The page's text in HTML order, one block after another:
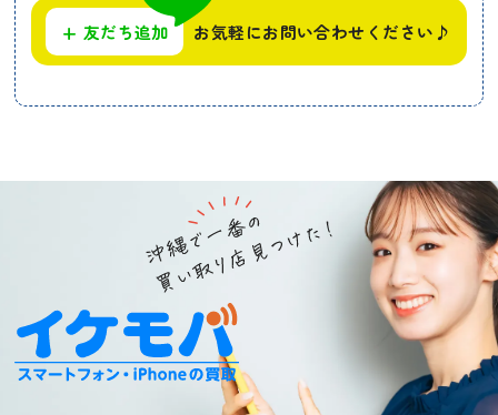
+ 友だち追加 お気軽にお問い合わせください♪